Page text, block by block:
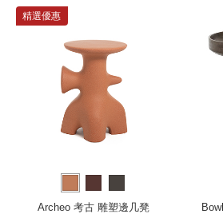
精選優惠
Archeo 考古 雕塑邊几凳